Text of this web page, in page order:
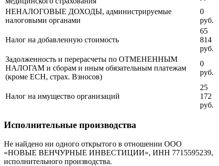
НЕНАЛОГОВЫЕ ДОХОДЫ, администрируемые
налоговыми органами
0
руб.
Налог на добавленную стоимость
65
814
руб.
Задолженность и перерасчеты по ОТМЕНЕННЫМ
НАЛОГАМ и сборам и иным обязательным платежам
(кроме ЕСН, страх. Взносов)
0
руб.
Налог на имущество организаций
25
172
руб.
Исполнительные производства
Не найдено ни одного открытого в отношении ООО
«НОВЫЕ ВЕНЧУРНЫЕ ИНВЕСТИЦИИ», ИНН 7715595239,
исполнительного производства.